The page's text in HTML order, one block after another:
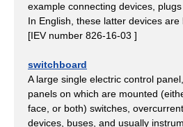
example connecting devices,
In English, these latter devices are
[IEV number 826-16-03 ]
switchboard
A large single electric control
panels on which are mounted
face, or both) switches,
devices, buses, and usually